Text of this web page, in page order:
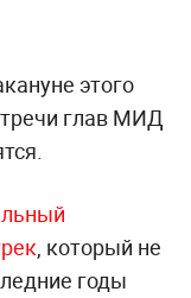
этого
глав МИД
, который не
годы